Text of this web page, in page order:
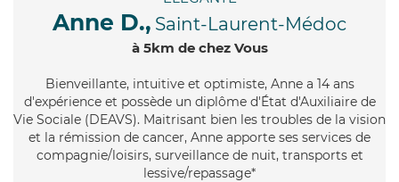
Anne D., Saint-Laurent-Médoc
à 5km de chez Vous
Bienveillante, intuitive et optimiste, Anne a 14 ans
d'expérience et possède un diplôme d'État d'Auxiliaire de
Vie Sociale (DEAVS). Maitrisant bien les troubles de la vision
et la rémission de cancer, Anne apporte ses services de
compagnie/loisirs, surveillance de nuit, transports et
lessive/repassage*